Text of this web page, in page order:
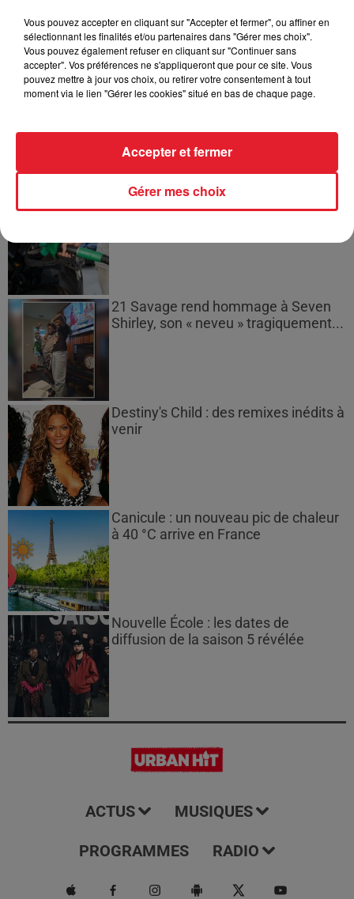
l'extinction...
Bouches-du-Rhône : les ossements
Les prix des carburants explosent :
21 Savage rend hommage à Seven
Shirley, son « neveu » tragiquement...
Destiny's Child : des remixes inédits à
venir
Canicule : un nouveau pic de chaleur
à 40 °C arrive en France
Nouvelle École : les dates de
diffusion de la saison 5 révélée
ACTUS MUSIQUES
PROGRAMMES RADIO
Vous pouvez accepter en cliquant sur "Accepter et fermer", ou affiner en
sélectionnant les finalités et/ou partenaires dans "Gérer mes choix".
Vous pouvez également refuser en cliquant sur "Continuer sans
accepter". Vos préférences ne s'appliqueront que pour ce site. Vous
pouvez mettre à jour vos choix, ou retirer votre consentement à tout
moment via le lien "Gérer les cookies" situé en bas de chaque page.
Gérer mes choix
Accepter et fermer